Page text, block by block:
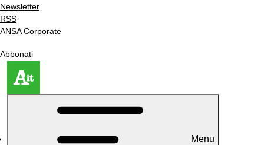
Newsletter
RSS
ANSA Corporate
Abbonati
Menu